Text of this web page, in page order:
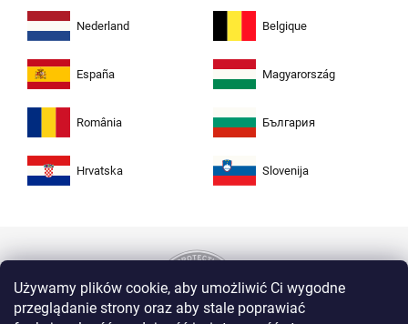
Używamy plików cookie, aby umożliwić Ci wygodne
przeglądanie strony oraz aby stale poprawiać
Nederland Belgique
España Magyarország
România България
Hrvatska Slovenija